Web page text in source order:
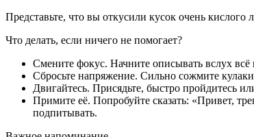
Представьте, что вы откусили кусок очень
Что делать, если ничего не помогает?
Смените фокус. Начните описывать вслух
Сбросьте напряжение. Сильно сожмите
Двигайтесь. Присядьте, быстро пройдитесь
Примите её. Попробуйте сказать: «Привет,
подпитывать.